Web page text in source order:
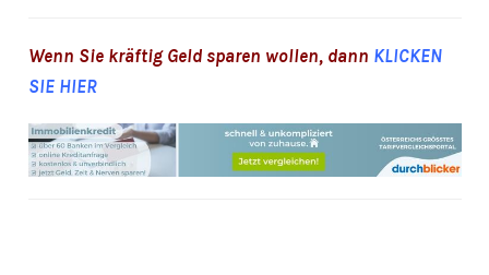
Wenn Sie kräftig Geld sparen wollen, dann KLICKEN
SIE HIER